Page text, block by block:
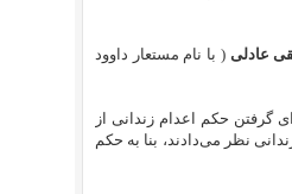
عادلی ( با نام مستعار داوود
گرفتن حکم اعدام زندانی از
نظر می‌دادند، بنا به حکم